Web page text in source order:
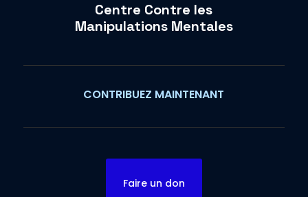
Centre Contre les
Manipulations Mentales
CONTRIBUEZ MAINTENANT
Faire un don